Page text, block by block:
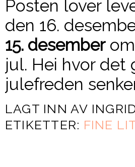
Posten lover
den 16.
15. desemberom
jul. Hei hvor det
julefreden
LAGT INN AV
ETIKETTER: FINE